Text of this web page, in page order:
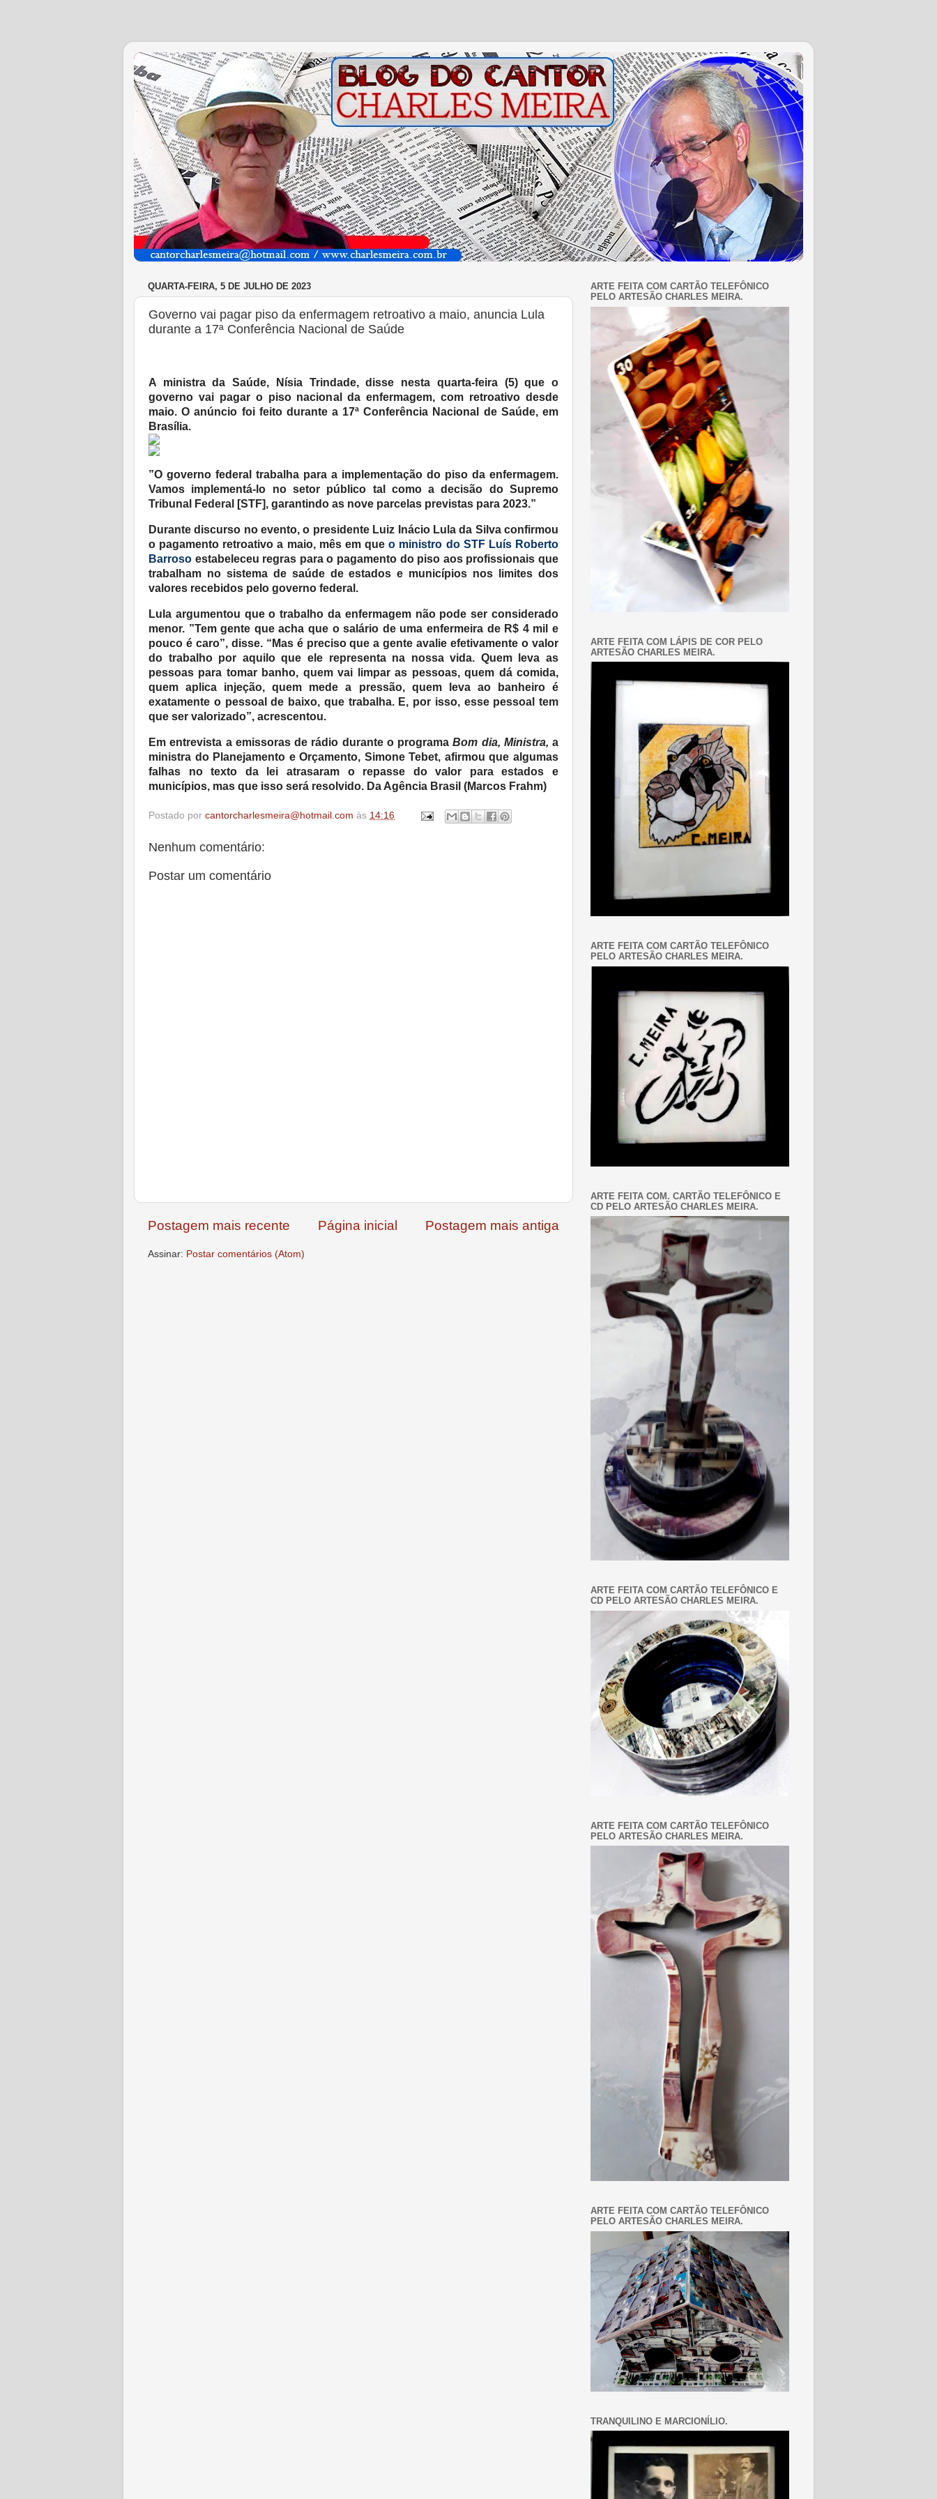
QUARTA-FEIRA, 5 DE JULHO DE 2023
Governo vai pagar piso da enfermagem retroativo a maio, anuncia Lula
durante a 17ª Conferência Nacional de Saúde
A ministra da Saúde, Nísia Trindade, disse nesta quarta-feira (5) que o
governo vai pagar o piso nacional da enfermagem, com retroativo desde
maio. O anúncio foi feito durante a 17ª Conferência Nacional de Saúde, em
Brasília.
”O governo federal trabalha para a implementação do piso da enfermagem.
Vamos implementá-lo no setor público tal como a decisão do Supremo
Tribunal Federal [STF], garantindo as nove parcelas previstas para 2023.”
Durante discurso no evento, o presidente Luiz Inácio Lula da Silva confirmou
o pagamento retroativo a maio, mês em queo ministro do STF Luís Roberto
Barroso estabeleceu regras para o pagamento do piso aos profissionais que
trabalham no sistema de saúde de estados e municípios nos limites dos
valores recebidos pelo governo federal.
Lula argumentou que o trabalho da enfermagem não pode ser considerado
menor. ”Tem gente que acha que o salário de uma enfermeira de R$ 4 mil e
pouco é caro”, disse. “Mas é preciso que a gente avalie efetivamente o valor
do trabalho por aquilo que ele representa na nossa vida. Quem leva as
pessoas para tomar banho, quem vai limpar as pessoas, quem dá comida,
quem aplica injeção, quem mede a pressão, quem leva ao banheiro é
exatamente o pessoal de baixo, que trabalha. E, por isso, esse pessoal tem
que ser valorizado”, acrescentou.
Em entrevista a emissoras de rádio durante o programaBom dia, Ministra, a
ministra do Planejamento e Orçamento, Simone Tebet, afirmou que algumas
falhas no texto da lei atrasaram o repasse do valor para estados e
municípios, mas que isso será resolvido. Da Agência Brasil (Marcos Frahm)
Postado por cantorcharlesmeira@hotmail.com às 14:16
Nenhum comentário:
Postar um comentário
Postagem mais recente Postagem mais antiga
Página inicial
Assinar: Postar comentários (Atom)
ARTE FEITA COM CARTÃO TELEFÔNICO
PELO ARTESÃO CHARLES MEIRA.
ARTE FEITA COM LÁPIS DE COR PELO
ARTESÃO CHARLES MEIRA.
ARTE FEITA COM CARTÃO TELEFÔNICO
PELO ARTESÃO CHARLES MEIRA.
ARTE FEITA COM. CARTÃO TELEFÔNICO E
CD PELO ARTESÃO CHARLES MEIRA.
ARTE FEITA COM CARTÃO TELEFÔNICO E
CD PELO ARTESÃO CHARLES MEIRA.
ARTE FEITA COM CARTÃO TELEFÔNICO
PELO ARTESÃO CHARLES MEIRA.
ARTE FEITA COM CARTÃO TELEFÔNICO
PELO ARTESÃO CHARLES MEIRA.
TRANQUILINO E MARCIONÍLIO.